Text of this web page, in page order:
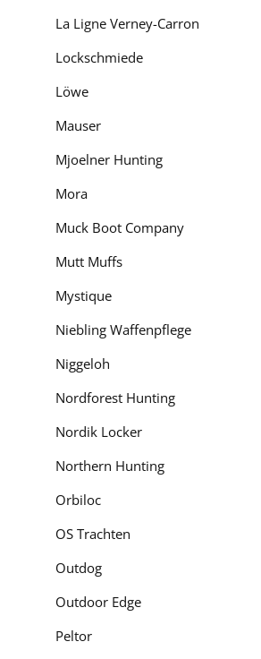
La Ligne Verney-Carron
Lockschmiede
Löwe
Mauser
Mjoelner Hunting
Mora
Muck Boot Company
Mutt Muffs
Mystique
Niebling Waffenpflege
Niggeloh
Nordforest Hunting
Nordik Locker
Northern Hunting
Orbiloc
OS Trachten
Outdog
Outdoor Edge
Peltor